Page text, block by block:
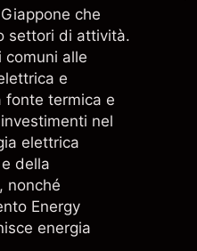
che
settori di attività.
alle
e
fonte termica e
nel
elettrica
della
nonché
Energy
energia